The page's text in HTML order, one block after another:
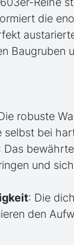
die
Baugruben
robuste
selbst bei
Das
und
: Die
den